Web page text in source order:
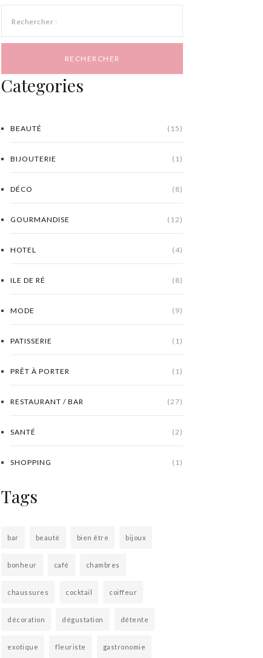
Rechercher :
Categories
BEAUTÉ (15)
BIJOUTERIE (1)
DÉCO (8)
GOURMANDISE (12)
HOTEL (4)
ILE DE RÉ (8)
MODE (9)
PATISSERIE (1)
PRÊT À PORTER (1)
RESTAURANT / BAR (27)
SANTÉ (2)
SHOPPING (1)
Tags
bar beauté bien être bijoux
bonheur café chambres
chaussures cocktail coiffeur
décoration dégustation détente
exotique fleuriste gastronomie